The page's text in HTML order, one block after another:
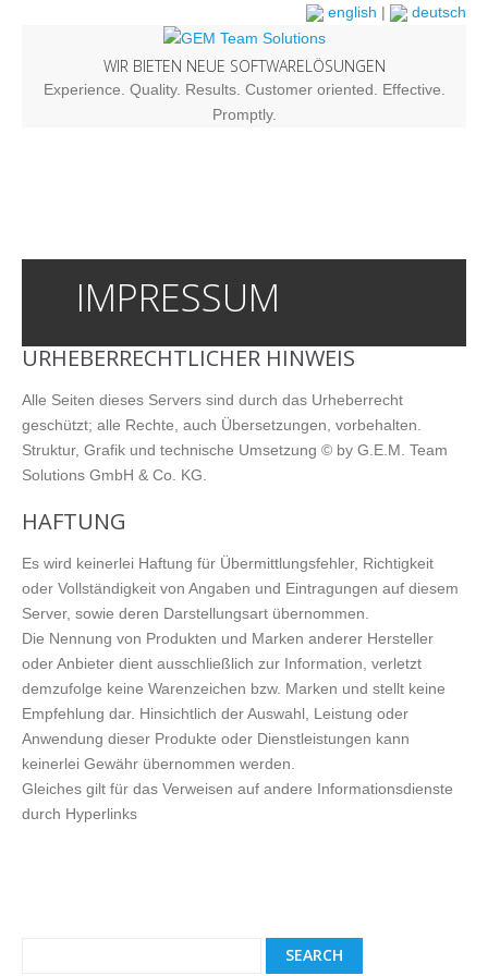
english | deutsch
WIR BIETEN NEUE SOFTWARELÖSUNGEN
Experience. Quality. Results. Customer oriented. Effective.
Promptly.
IMPRESSUM
URHEBERRECHTLICHER HINWEIS
Alle Seiten dieses Servers sind durch das Urheberrecht
geschützt; alle Rechte, auch Übersetzungen, vorbehalten.
Struktur, Grafik und technische Umsetzung © by G.E.M. Team
Solutions GmbH & Co. KG.
HAFTUNG
Es wird keinerlei Haftung für Übermittlungsfehler, Richtigkeit
oder Vollständigkeit von Angaben und Eintragungen auf diesem
Server, sowie deren Darstellungsart übernommen.
Die Nennung von Produkten und Marken anderer Hersteller
oder Anbieter dient ausschließlich zur Information, verletzt
demzufolge keine Warenzeichen bzw. Marken und stellt keine
Empfehlung dar. Hinsichtlich der Auswahl, Leistung oder
Anwendung dieser Produkte oder Dienstleistungen kann
keinerlei Gewähr übernommen werden.
Gleiches gilt für das Verweisen auf andere Informationsdienste
durch Hyperlinks